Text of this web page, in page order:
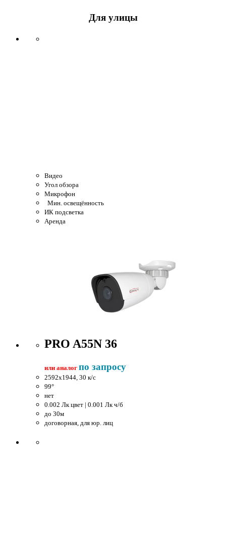
Для улицы
Видео
Угол обзора
Микрофон
Мин. освещённость
ИК подсветка
Аренда
PRO A55N 36
или аналог по запросу
2592x1944, 30 к/c
99°
нет
0.002 Лк цвет | 0.001 Лк ч/б
до 30м
договорная, для юр. лиц